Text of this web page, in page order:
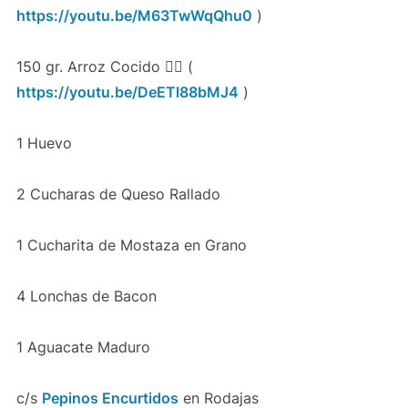
https://youtu.be/M63TwWqQhu0 )
150 gr. Arroz Cocido 👉🏻 (
https://youtu.be/DeETl88bMJ4 )
1 Huevo
2 Cucharas de Queso Rallado
1 Cucharita de Mostaza en Grano
4 Lonchas de Bacon
1 Aguacate Maduro
c/s Pepinos Encurtidos en Rodajas